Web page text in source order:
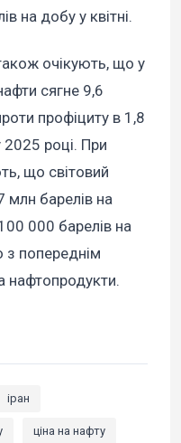
на добу у квітні.
очікують, що у
сягне 9,6
профіциту в 1,8
2025 році. При
що світовий
млн барелів на
000 барелів на
з попереднім
нафтопродукти.
іран
ціна на нафту